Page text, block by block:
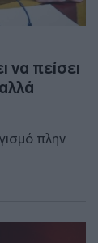
να πείσει
πλην